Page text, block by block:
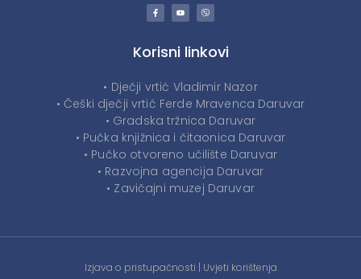
Korisni linkovi
• Dječji vrtić Vladimir Nazor
• Češki dječji vrtić Ferde Mravenca Daruvar
• Gradska tržnica Daruvar
• Pučka knjižnica i čitaonica Daruvar
• Pučko otvoreno učilište Daruvar
• Razvojna agencija Daruvar
• Zavičajni muzej Daruvar
Izjava o pristupačnosti | Uvjeti korištenja